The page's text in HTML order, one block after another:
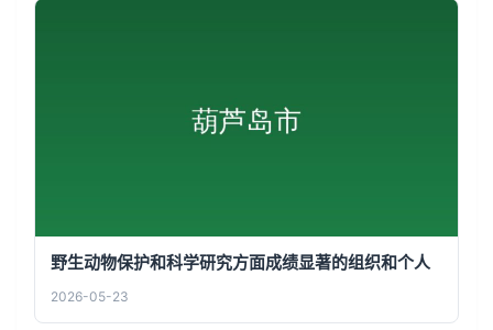
野生动物保护和科学研究方面成绩显著的组织和个人
2026-05-23